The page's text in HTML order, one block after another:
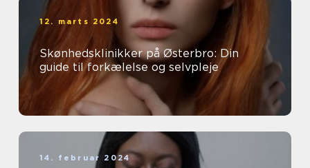
12. marts 2024
Skønhedsklinikker på Østerbro: Din
guide til forkælelse og selvpleje
14. februar 2024